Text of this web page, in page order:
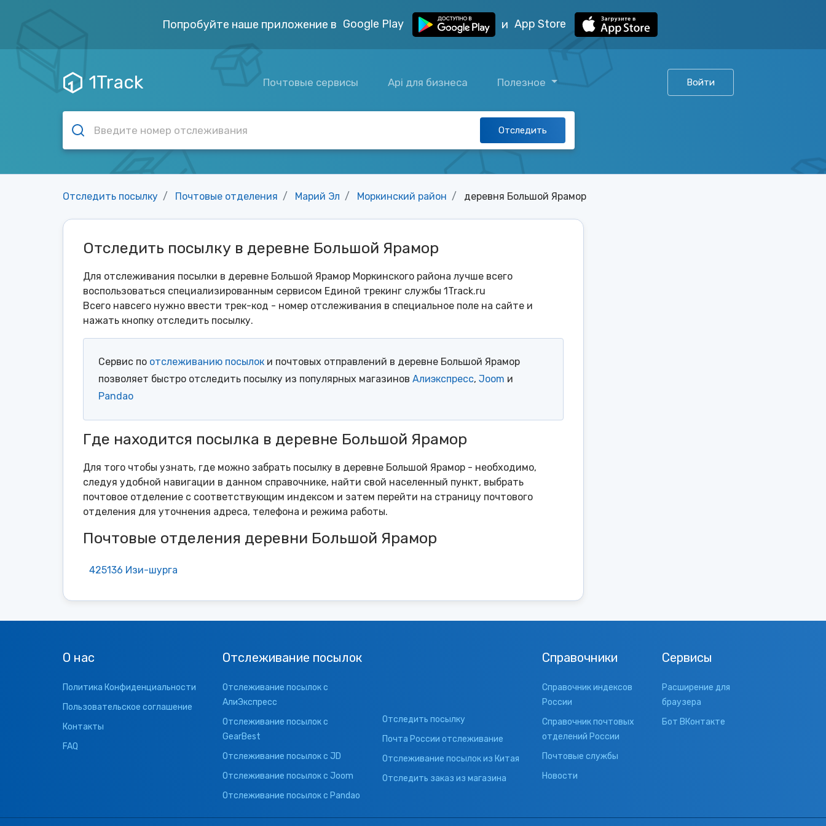
Попробуйте наше приложение в Google Play и App Store
1Track Почтовые сервисы Api для бизнеса Полезное Войти
Отследить
Отследить посылку Почтовые отделения Марий Эл Моркинский район деревня Большой Ярамор
Отследить посылку в деревне Большой Ярамор
Для отслеживания посылки в деревне Большой Ярамор Моркинского района лучше всего
воспользоваться специализированным сервисом Единой трекинг службы 1Track.ru
Всего навсего нужно ввести трек-код - номер отслеживания в специальное поле на сайте и
нажать кнопку отследить посылку.
Сервис по отслеживанию посылок и почтовых отправлений в деревне Большой Ярамор
позволяет быстро отследить посылку из популярных магазинов Алиэкспресс, Joom и
Pandao
Где находится посылка в деревне Большой Ярамор
Для того чтобы узнать, где можно забрать посылку в деревне Большой Ярамор - необходимо,
следуя удобной навигации в данном справочнике, найти свой населенный пункт, выбрать
почтовое отделение с соответствующим индексом и затем перейти на страницу почтового
отделения для уточнения адреса, телефона и режима работы.
Почтовые отделения деревни Большой Ярамор
425136 Изи-шурга
О нас
Политика Конфиденциальности
Пользовательское соглашение
Контакты
FAQ
Отслеживание посылок
Отслеживание посылок с
АлиЭкспресс
Отслеживание посылок с
GearBest
Отслеживание посылок с JD
Отслеживание посылок с Joom
Отслеживание посылок с Pandao
Отследить посылку
Почта России отслеживание
Отслеживание посылок из Китая
Отследить заказ из магазина
Справочники
Справочник индексов
России
Справочник почтовых
отделений России
Почтовые службы
Новости
Сервисы
Расширение для
браузера
Бот ВКонтакте